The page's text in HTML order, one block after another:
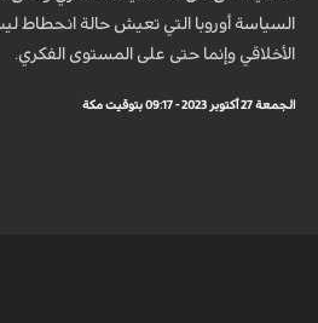
السياسة أوروبا التي تعيش حالة
الأخلاقي وإنما حتى على المستوى الفكري.
الجمعة 27 أكتوبر 2023 - 09:17 بتوقيت مكة